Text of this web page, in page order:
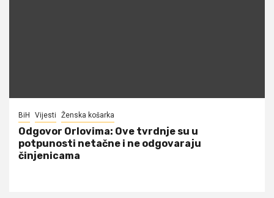
BiH Vijesti Ženska košarka
Odgovor Orlovima: ​Ove tvrdnje su u
potpunosti netačne i ne odgovaraju
činjenicama